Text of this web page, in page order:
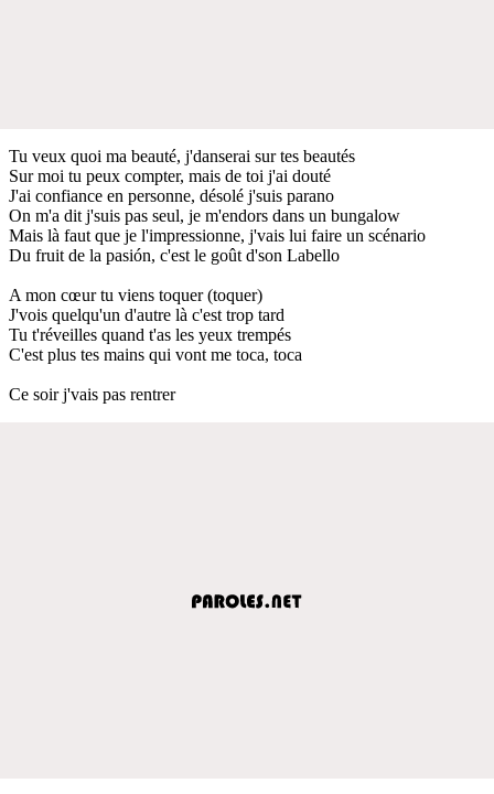
Tu veux quoi ma beauté, j'danserai sur tes beautés
Sur moi tu peux compter, mais de toi j'ai douté
J'ai confiance en personne, désolé j'suis parano
On m'a dit j'suis pas seul, je m'endors dans un bungalow
Mais là faut que je l'impressionne, j'vais lui faire un scénario
Du fruit de la pasión, c'est le goût d'son Labello
A mon cœur tu viens toquer (toquer)
J'vois quelqu'un d'autre là c'est trop tard
Tu t'réveilles quand t'as les yeux trempés
C'est plus tes mains qui vont me toca, toca
Ce soir j'vais pas rentrer